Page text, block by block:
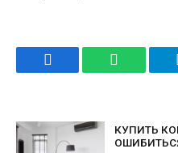
Facebook WhatsApp
КУПИТЬ